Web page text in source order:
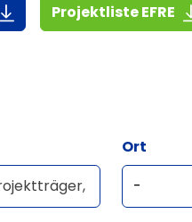
(916,7 KiB)Projektliste EFRE
Ort